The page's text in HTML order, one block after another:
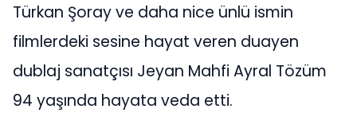
Türkan Şoray ve daha nice ünlü ismin
filmlerdeki sesine hayat veren duayen
dublaj sanatçısı Jeyan Mahfi Ayral Tözüm
94 yaşında hayata veda etti.